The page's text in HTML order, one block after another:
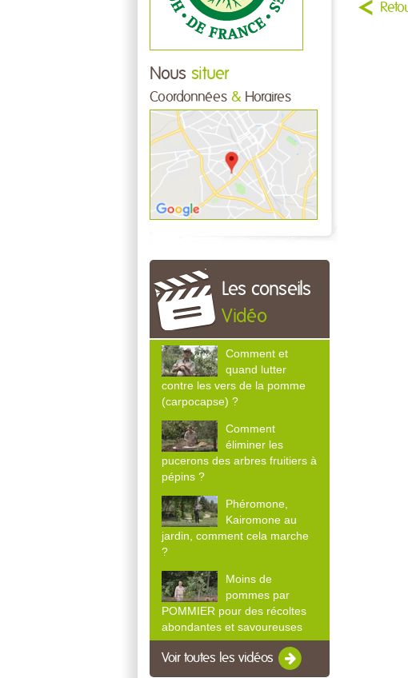
Nous situer
Coordonnées & Horaires
Les conseils
Vidéo
Comment et
quand lutter
contre les vers de la pomme
(carpocapse) ?
Comment
éliminer les
pucerons des arbres fruitiers à
pépins ?
Phéromone,
Kairomone au
jardin, comment cela marche
?
Moins de
pommes par
POMMIER pour des récoltes
abondantes et savoureuses
Voir toutes les vidéos